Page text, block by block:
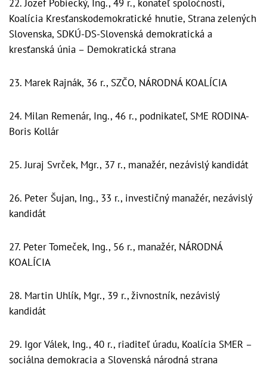
22. Jozef Pobiecký, Ing., 49 r., konateľ spoločnosti,
Koalícia Kresťanskodemokratické hnutie, Strana zelených
Slovenska, SDKÚ-DS-Slovenská demokratická a
kresťanská únia – Demokratická strana
23. Marek Rajnák, 36 r., SZČO, NÁRODNÁ KOALÍCIA
24. Milan Remenár, Ing., 46 r., podnikateľ, SME RODINA-
Boris Kollár
25. Juraj Svrček, Mgr., 37 r., manažér, nezávislý kandidát
26. Peter Šujan, Ing., 33 r., investičný manažér, nezávislý
kandidát
27. Peter Tomeček, Ing., 56 r., manažér, NÁRODNÁ
KOALÍCIA
28. Martin Uhlík, Mgr., 39 r., živnostník, nezávislý
kandidát
29. Igor Válek, Ing., 40 r., riaditeľ úradu, Koalícia SMER –
sociálna demokracia a Slovenská národná strana